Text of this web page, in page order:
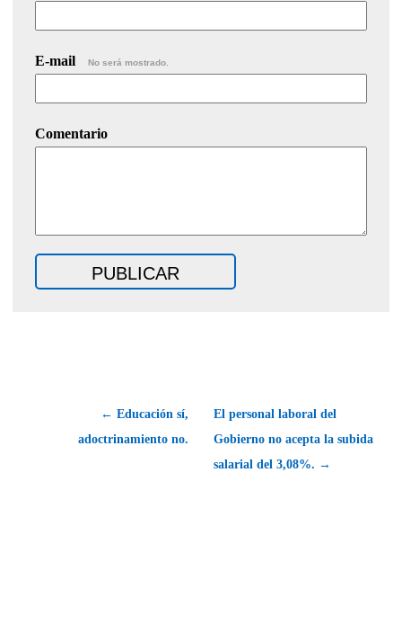
E-mail No será mostrado.
Comentario
← Educación sí,
adoctrinamiento no.
El personal laboral del
Gobierno no acepta la subida
salarial del 3,08%. →